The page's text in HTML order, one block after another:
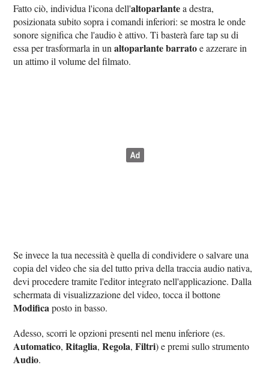
Fatto ciò, individua l'icona dell'altoparlantea destra,
posizionata subito sopra i comandi inferiori: se mostra le onde
sonore significa che l'audio è attivo. Ti basterà fare tap su di
essa per trasformarla in unaltoparlante barratoe azzerare in
un attimo il volume del filmato.
Se invece la tua necessità è quella di condividere o salvare una
copia del video che sia del tutto priva della traccia audio nativa,
devi procedere tramite l'editor integrato nell'applicazione. Dalla
schermata di visualizzazione del video, tocca il bottone
Modificaposto in basso.
Adesso, scorri le opzioni presenti nel menu inferiore (es.
Automatico,Ritaglia,Regola,Filtri) e premi sullo strumento
Audio.